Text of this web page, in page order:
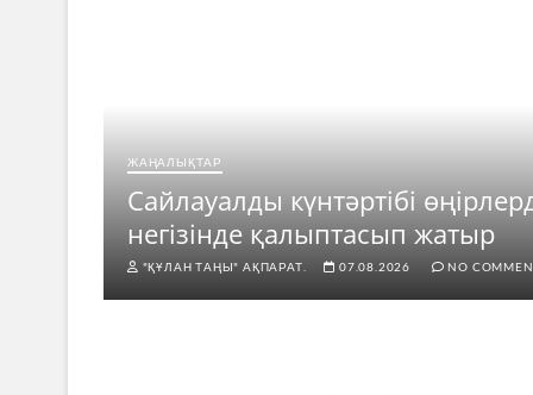
ЖАҢАЛЫҚТАР
Сайлауалды күнтәртібі
негізінде қалыптасып жатыр
"ҚҰЛАН ТАҢЫ" АҚПАРАТ. 07.08.2026 NO